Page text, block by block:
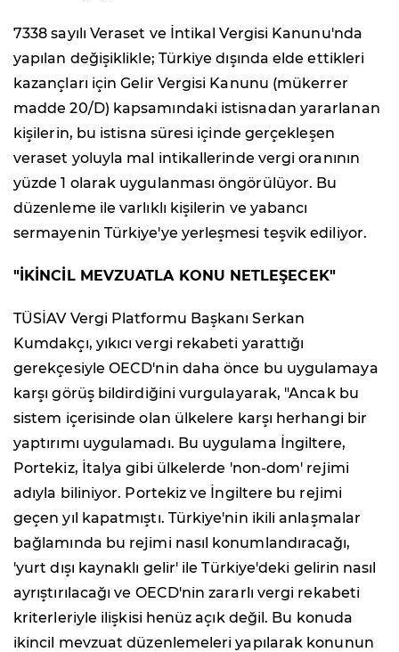
7338 sayılı Veraset ve İntikal Vergisi Kanunu'nda
yapılan değişiklikle; Türkiye dışında elde ettikleri
kazançları için Gelir Vergisi Kanunu (mükerrer
madde 20/D) kapsamındaki istisnadan yararlanan
kişilerin, bu istisna süresi içinde gerçekleşen
veraset yoluyla mal intikallerinde vergi oranının
yüzde 1 olarak uygulanması öngörülüyor. Bu
düzenleme ile varlıklı kişilerin ve yabancı
sermayenin Türkiye'ye yerleşmesi teşvik ediliyor.
"İKİNCİL MEVZUATLA KONU NETLEŞECEK"
TÜSİAV Vergi Platformu Başkanı Serkan
Kumdakçı, yıkıcı vergi rekabeti yarattığı
gerekçesiyle OECD'nin daha önce bu uygulamaya
karşı görüş bildirdiğini vurgulayarak, "Ancak bu
sistem içerisinde olan ülkelere karşı herhangi bir
yaptırımı uygulamadı. Bu uygulama İngiltere,
Portekiz, İtalya gibi ülkelerde 'non-dom' rejimi
adıyla biliniyor. Portekiz ve İngiltere bu rejimi
geçen yıl kapatmıştı. Türkiye'nin ikili anlaşmalar
bağlamında bu rejimi nasıl konumlandıracağı,
'yurt dışı kaynaklı gelir' ile Türkiye'deki gelirin nasıl
ayrıştırılacağı ve OECD'nin zararlı vergi rekabeti
kriterleriyle ilişkisi henüz açık değil. Bu konuda
ikincil mevzuat düzenlemeleri yapılarak konunun